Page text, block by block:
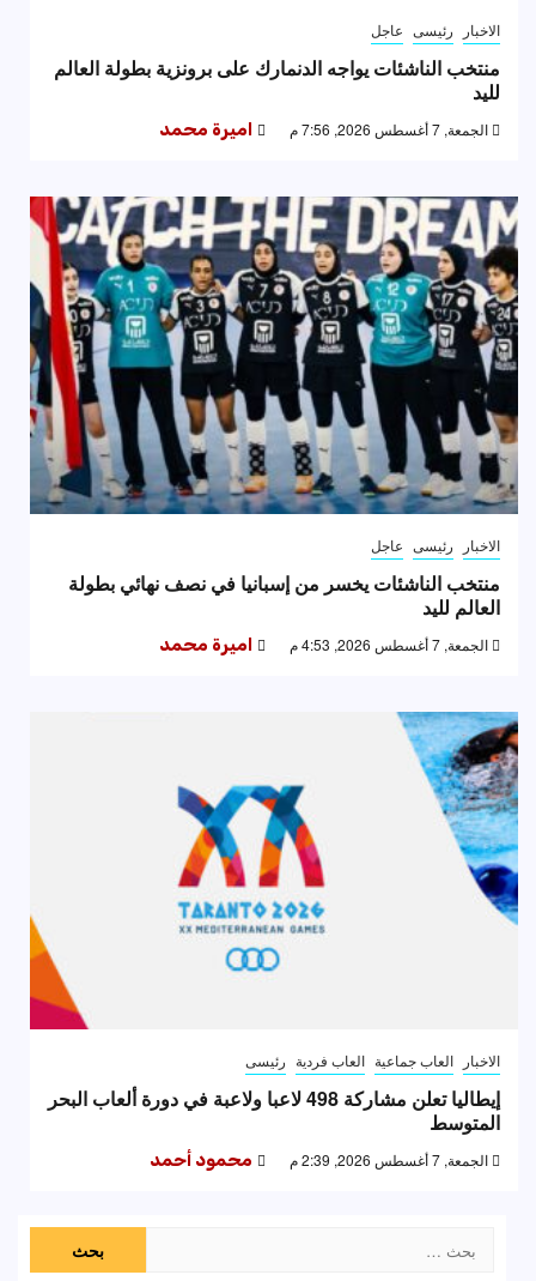
الاخبار رئيسى عاجل
منتخب الناشئات يواجه الدنمارك على برونزية بطولة العالم
لليد
الجمعة, 7 أغسطس 2026, 7:56 م اميرة محمد
الاخبار رئيسى عاجل
منتخب الناشئات يخسر من إسبانيا في نصف نهائي بطولة
العالم لليد
الجمعة, 7 أغسطس 2026, 4:53 م اميرة محمد
الاخبار العاب جماعية العاب فردية رئيسى
إيطاليا تعلن مشاركة 498 لاعبا ولاعبة في دورة ألعاب البحر
المتوسط
الجمعة, 7 أغسطس 2026, 2:39 م محمود أحمد
عن: